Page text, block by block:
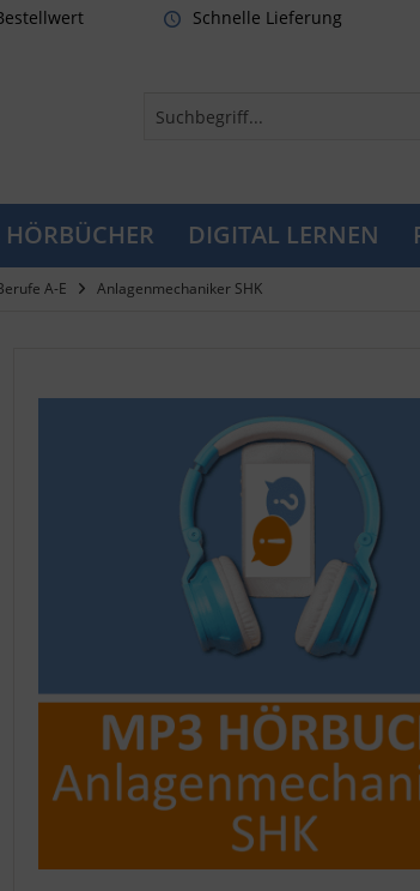
Schnelle Lieferung
DIGITAL LERNEN
A-E Anlagenmechaniker SHK